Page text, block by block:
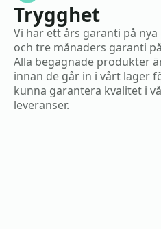
Trygghet
Vi har ett års garanti på
och tre månaders garanti
Alla begagnade produkter
innan de går in i vårt lager
kunna garantera kvalitet i
leveranser.